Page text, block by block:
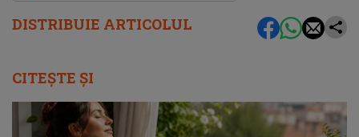
DISTRIBUIE ARTICOLUL
CITEȘTE ȘI